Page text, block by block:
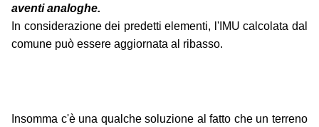
aventi analoghe.
In considerazione dei predetti elementi, l'IMU calcolata dal
comune può essere aggiornata al ribasso.
Insomma c'è una qualche soluzione al fatto che un terreno